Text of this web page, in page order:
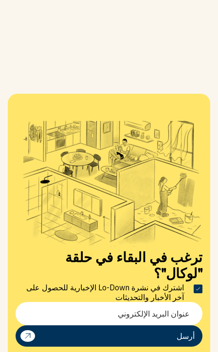
شارك هذا المنشور
تحقق من موقعناكنسينغتونشقق سكنية
BOX HILL في الصحافة
ترغب في البقاء في حلقة
"لوكال"؟
اشترك في نشرة Lo-Down الإخبارية للحصول على
آخر الأخبار والتحديثات
أرسل